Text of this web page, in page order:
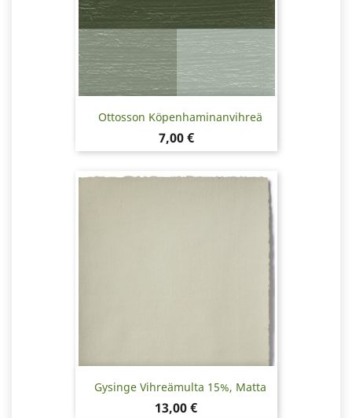
Ottosson Köpenhaminanvihreä
Hinta
7,00 €
Gysinge Vihreämulta 15%, Matta
Hinta
13,00 €